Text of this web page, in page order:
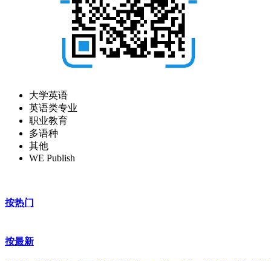
大学英语
英语类专业
职业教育
多语种
其他
WE Publish
按热门
按最新